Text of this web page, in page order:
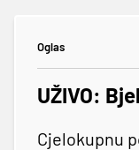
Oglas
UŽIVO:
Cjelokupnu